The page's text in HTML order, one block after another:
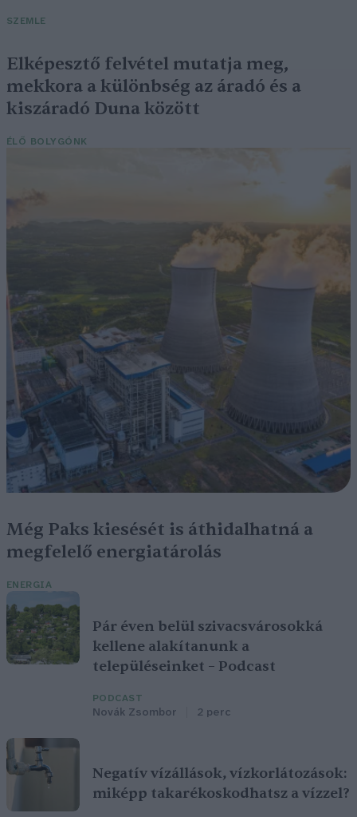
SZEMLE
Elképesztő felvétel mutatja meg,
mekkora a különbség az áradó és a
kiszáradó Duna között
ÉLŐ BOLYGÓNK
Még Paks kiesését is áthidalhatná a
megfelelő energiatárolás
ENERGIA
Pár éven belül szivacsvárosokká
kellene alakítanunk a
településeinket – Podcast
PODCAST
Novák Zsombor 2 perc
Negatív vízállások, vízkorlátozások:
miképp takarékoskodhatsz a vízzel?